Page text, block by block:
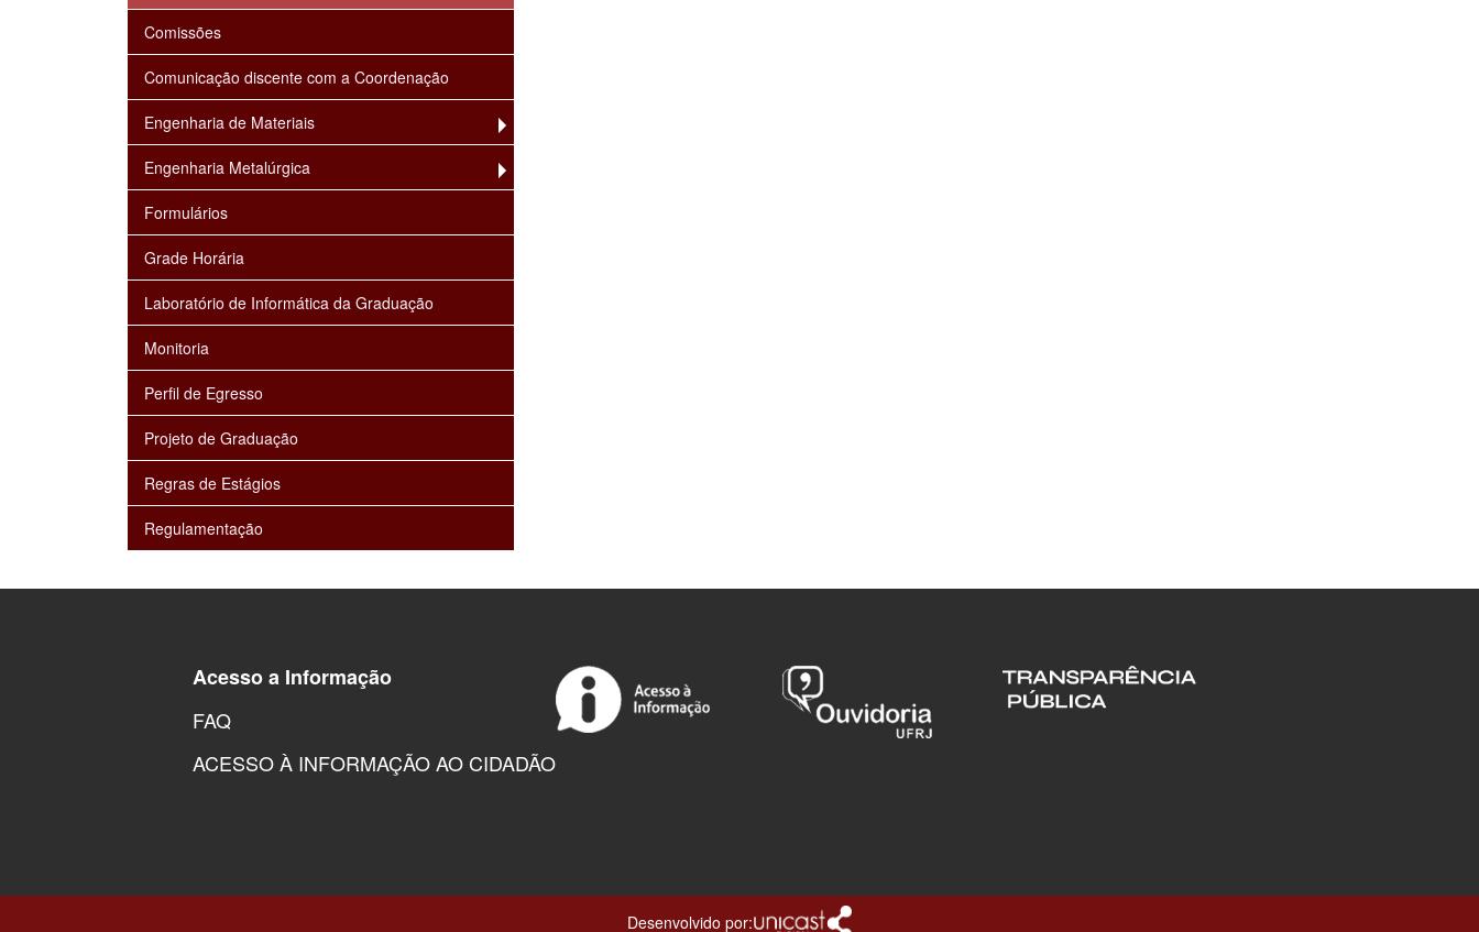
Comissões
Comunicação discente com a Coordenação
Engenharia de Materiais
Engenharia Metalúrgica
Formulários
Grade Horária
Laboratório de Informática da Graduação
Monitoria
Perfil de Egresso
Projeto de Graduação
Regras de Estágios
Regulamentação
Acesso a Informação
FAQ
ACESSO À INFORMAÇÃO AO CIDADÃO
Desenvolvido por: